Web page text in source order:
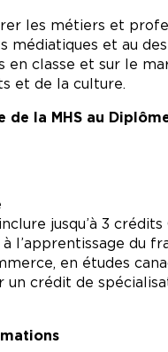
les métiers et
médiatiques et au
classe et sur le
et de la culture.
la MHS au
jusqu’à 3
l’apprentissage du
en études
crédit de